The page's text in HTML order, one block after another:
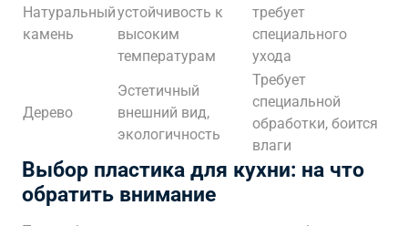
Натуральный
камень
устойчивость к
высоким
температурам
требует
специального
ухода
Дерево
Эстетичный
внешний вид,
экологичность
Требует
специальной
обработки, боится
влаги
Выбор пластика для кухни: на что
обратить внимание